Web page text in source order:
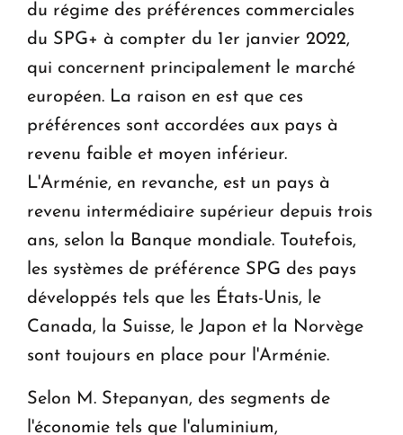
du régime des préférences commerciales
du SPG+ à compter du 1er janvier 2022,
qui concernent principalement le marché
européen. La raison en est que ces
préférences sont accordées aux pays à
revenu faible et moyen inférieur.
L'Arménie, en revanche, est un pays à
revenu intermédiaire supérieur depuis trois
ans, selon la Banque mondiale. Toutefois,
les systèmes de préférence SPG des pays
développés tels que les États-Unis, le
Canada, la Suisse, le Japon et la Norvège
sont toujours en place pour l'Arménie.
Selon M. Stepanyan, des segments de
l'économie tels que l'aluminium,